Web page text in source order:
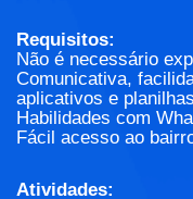
Requisitos:
Não é necessário
Comunicativa,
aplicativos e
Habilidades com
Fácil acesso ao
Atividades: